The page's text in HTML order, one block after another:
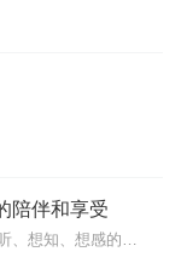
陪伴和享受
远山悠扬，听觉享受，这里有您想听、想知、想感的声音，伴您度过美妙时光，去回味以往的经历，寻觅生活的美好。